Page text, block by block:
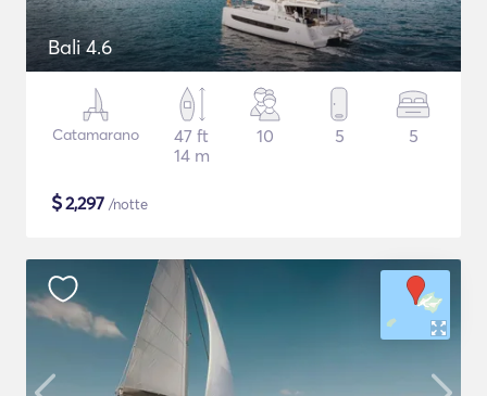
Bali 4.6
Catamarano
47 ft
14 m
10 5 5
$2,297 /notte